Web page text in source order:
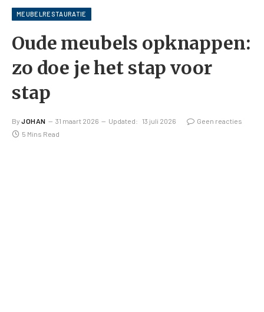
MEUBELRESTAURATIE
Oude meubels opknappen:
zo doe je het stap voor
stap
By JOHAN 31 maart 2026 Updated: 13 juli 2026
Geen reacties
5 Mins Read